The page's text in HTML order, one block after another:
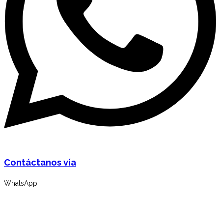
Contáctanos vía
WhatsApp